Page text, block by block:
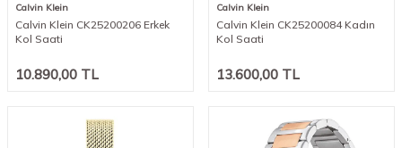
Calvin Klein
Calvin Klein CK25200206 Erkek
Kol Saati
10.890,00 TL
Calvin Klein
Calvin Klein CK25200084 Kadın
Kol Saati
13.600,00 TL